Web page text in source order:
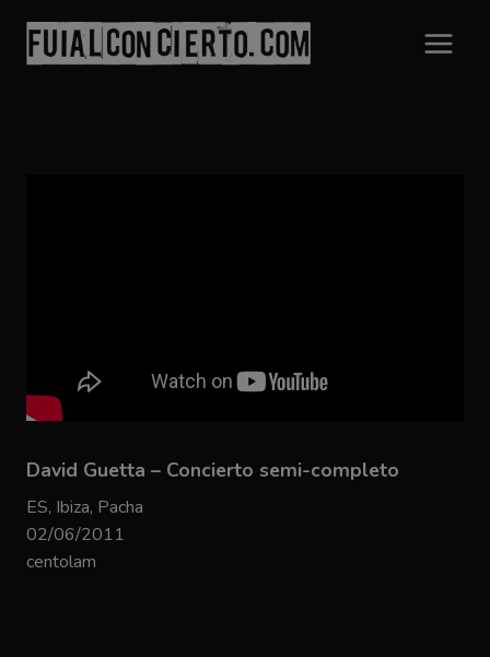
contenido
David Guetta – Concierto semi-completo
ES, Ibiza, Pacha
02/06/2011
centolam